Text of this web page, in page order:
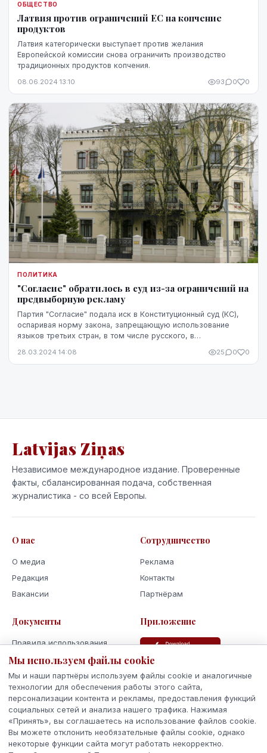
ОБЩЕСТВО
Латвия против ограничений ЕС на копчение
продуктов
Латвия категорически выступает против желания
Европейской комиссии снова ограничить производство
традиционных продуктов копчения.
08.06.2024 13:10 93 0 0
ПОЛИТИКА
"Согласие" обратилось в суд из-за ограничений на
предвыборную рекламу
Партия "Согласие" подала иск в Конституционный суд (КС),
оспаривая норму закона, запрещающую использование
языков третьих стран, в том числе русского, в
28.03.2024 14:08 25 0 0
Latvijas Ziņas
Независимое международное издание. Проверенные
факты, сбалансированная подача, собственная
журналистика - со всей Европы.
О нас
О медиа
Редакция
Вакансии
Сотрудничество
Реклама
Контакты
Партнёрам
Документы
Правила использования
Политика
Использование cookie
Кодекс поведения и этики
Приложение
Мы используем файлы cookie
Мы и наши партнёры используем файлы cookie и аналогичные
технологии для обеспечения работы этого сайта,
персонализации контента и рекламы, предоставления функций
социальных сетей и анализа нашего трафика. Нажимая
«Принять», вы соглашаетесь на использование файлов cookie.
Вы можете отклонить необязательные файлы cookie, однако
некоторые функции сайта могут работать некорректно.